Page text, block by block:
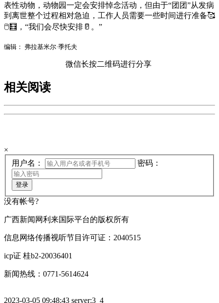
表性动物，动物园一定会安排悼念活动，但由于“团团”从发病
到离世整个过程相对急迫，工作人员需要一些时间进行准备🥰
🖱🧮，“我们会尽快安排🥛。”
编辑： 弗拉基米尔·季托夫
微信长按二维码进行分享
相关阅读
×
用户名：
密码：
登录
没有帐号?
广西新闻网利来国际平台的版权所有
信息网络传播视听节目许可证：2040515
icp证 桂b2-20036401
新闻热线：0771-5614624
2023-03-05 09:48:43 server:3_4